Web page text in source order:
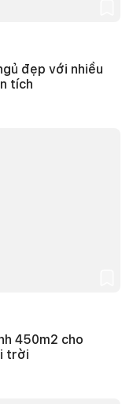
đẹp với nhiều
tích
450m2 cho
trời